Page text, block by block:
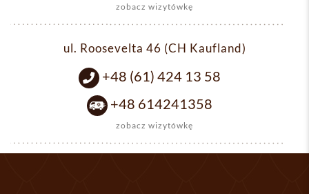
zobacz wizytówkę
ul. Roosevelta 46 (CH Kaufland)
+48 (61) 424 13 58
+48 614241358
zobacz wizytówkę